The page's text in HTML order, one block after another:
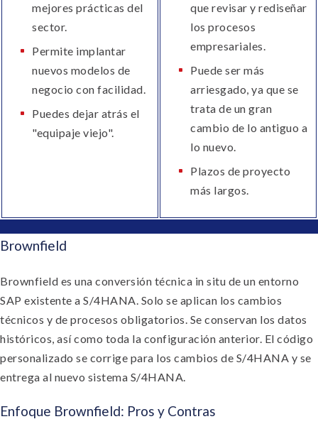
mejores prácticas del
sector.
Permite implantar
nuevos modelos de
negocio con facilidad.
Puedes dejar atrás el
"equipaje viejo".
que revisar y rediseñar
los procesos
empresariales.
Puede ser más
arriesgado, ya que se
trata de un gran
cambio de lo antiguo a
lo nuevo.
Plazos de proyecto
más largos.
Brownfield
Brownfield es una conversión técnica in situ de un entorno
SAP existente a S/4HANA. Solo se aplican los cambios
técnicos y de procesos obligatorios. Se conservan los datos
históricos, así como toda la configuración anterior. El código
personalizado se corrige para los cambios de S/4HANA y se
entrega al nuevo sistema S/4HANA.
Enfoque Brownfield: Pros y Contras